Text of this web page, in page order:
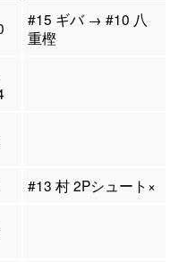
#15 ギバ → #10 八
重樫
#13 村 2Pシュート×